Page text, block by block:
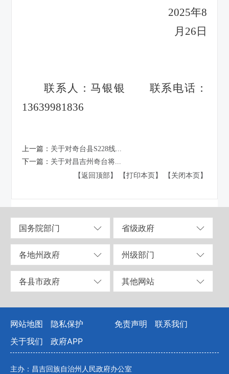
2025年8
月26日
联系人： 马银银
联系电话：
13639981836
上一篇： 关于对奇台县S228线...
下一篇： 关于对昌吉州奇台将...
【返回顶部】
【打印本页】 【关闭本页】
国务院部门 省级政府
各地州政府 州级部门
各县市政府 其他网站
网站地图 隐私保护 免责声明
联系我们
关于我们
政府APP
主办：昌吉回族自治州人民政府办公室